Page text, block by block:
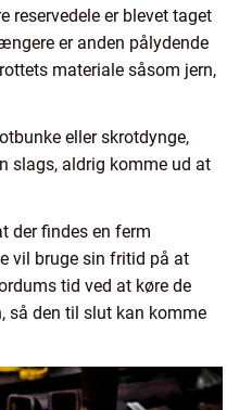
reservedele er blevet taget
er anden pålydende
materiale såsom jern,
eller skrotdynge,
slags, aldrig komme ud at
der findes en ferm
vil bruge sin fritid på at
tid ved at køre de
så den til slut kan komme